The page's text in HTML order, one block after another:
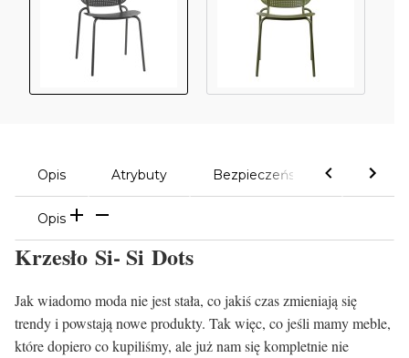
Opis Atrybuty Bezpieczeństwo
Opis
Krzesło Si- Si Dots
Jak wiadomo moda nie jest stała, co jakiś czas zmieniają się
trendy i powstają nowe produkty. Tak więc, co jeśli mamy meble,
które dopiero co kupiliśmy, ale już nam się kompletnie nie